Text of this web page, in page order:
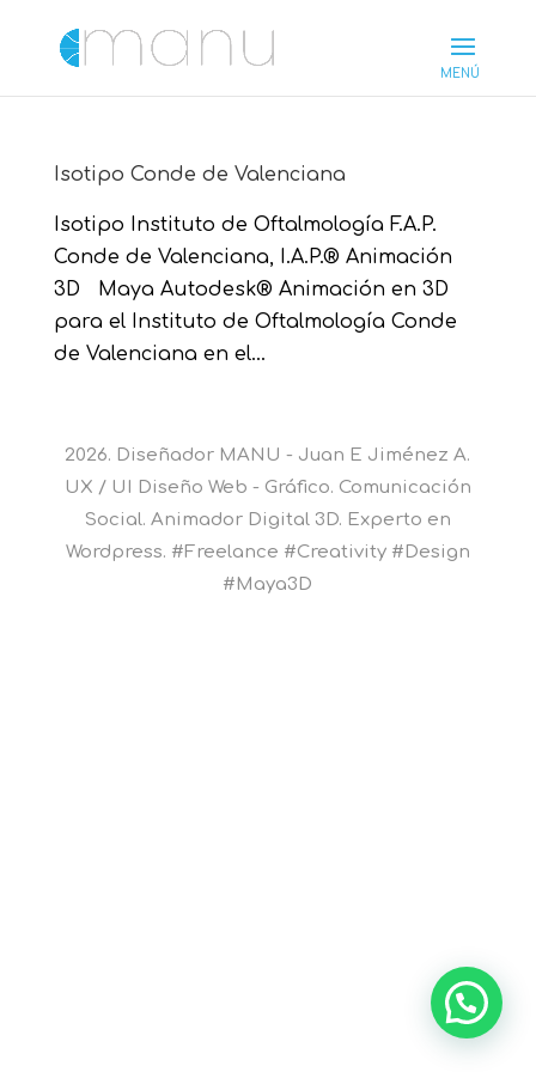
Isotipo Conde de Valenciana
Isotipo Instituto de Oftalmología F.A.P.
Conde de Valenciana, I.A.P.® Animación
3D Maya Autodesk® Animación en 3D
para el Instituto de Oftalmología Conde
de Valenciana en el...
2026. Diseñador MANU - Juan E Jiménez A.
UX / UI Diseño Web - Gráfico. Comunicación
Social. Animador Digital 3D. Experto en
Wordpress. #Freelance #Creativity #Design
#Maya3D